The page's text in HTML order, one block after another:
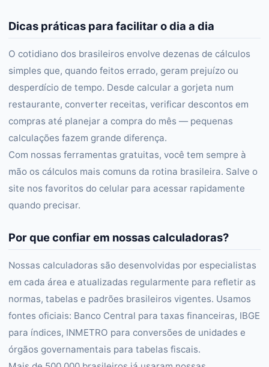
Dicas práticas para facilitar o dia a dia
O cotidiano dos brasileiros envolve dezenas de cálculos
simples que, quando feitos errado, geram prejuízo ou
desperdício de tempo. Desde calcular a gorjeta num
restaurante, converter receitas, verificar descontos em
compras até planejar a compra do mês — pequenas
calculações fazem grande diferença.
Com nossas ferramentas gratuitas, você tem sempre à
mão os cálculos mais comuns da rotina brasileira. Salve o
site nos favoritos do celular para acessar rapidamente
quando precisar.
Por que confiar em nossas calculadoras?
Nossas calculadoras são desenvolvidas por especialistas
em cada área e atualizadas regularmente para refletir as
normas, tabelas e padrões brasileiros vigentes. Usamos
fontes oficiais: Banco Central para taxas financeiras, IBGE
para índices, INMETRO para conversões de unidades e
órgãos governamentais para tabelas fiscais.